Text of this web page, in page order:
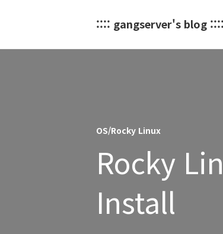
:::: gangserver's blog ::::
OS/Rocky Linux
Rocky
Install